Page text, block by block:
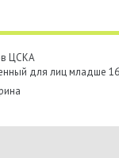
ЦСКА
для лиц младше